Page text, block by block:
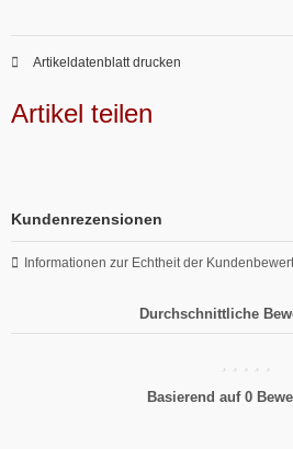
Artikeldatenblatt drucken
Artikel teilen
Kundenrezensionen
Informationen zur Echtheit der
Durchschnittliche
Basierend auf 0